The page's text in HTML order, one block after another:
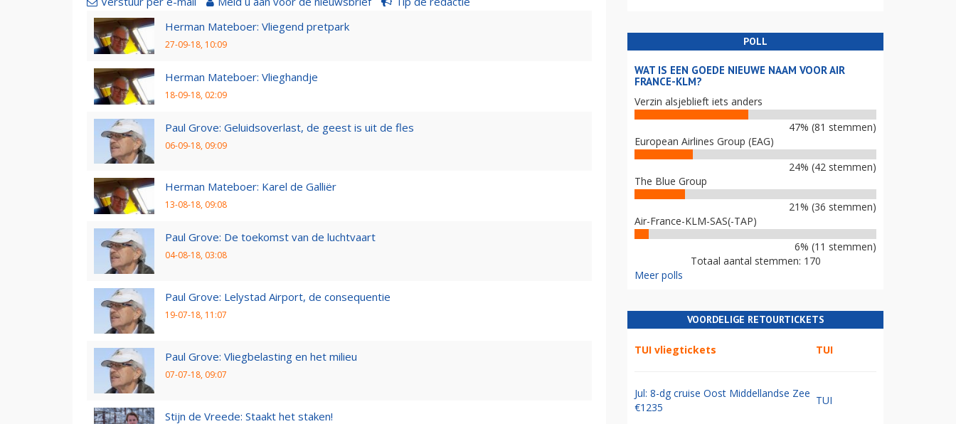
Herman Mateboer: Vliegend pretpark
27-09-18, 10:09
Herman Mateboer: Vlieghandje
18-09-18, 02:09
Paul Grove: Geluidsoverlast, de geest is uit de fles
06-09-18, 09:09
Herman Mateboer: Karel de Galliër
13-08-18, 09:08
Paul Grove: De toekomst van de luchtvaart
04-08-18, 03:08
Paul Grove: Lelystad Airport, de consequentie
19-07-18, 11:07
Paul Grove: Vliegbelasting en het milieu
07-07-18, 09:07
Stijn de Vreede: Staakt het staken!
POLL
WAT IS EEN GOEDE NIEUWE NAAM VOOR AIR
FRANCE-KLM?
Verzin alsjeblieft iets anders
47% (81 stemmen)
European Airlines Group (EAG)
24% (42 stemmen)
The Blue Group
21% (36 stemmen)
Air-France-KLM-SAS(-TAP)
6% (11 stemmen)
Totaal aantal stemmen: 170
Meer polls
VOORDELIGE RETOURTICKETS
TUI vliegtickets TUI
Jul: 8-dg cruise Oost Middellandse Zee
€1235
TUI